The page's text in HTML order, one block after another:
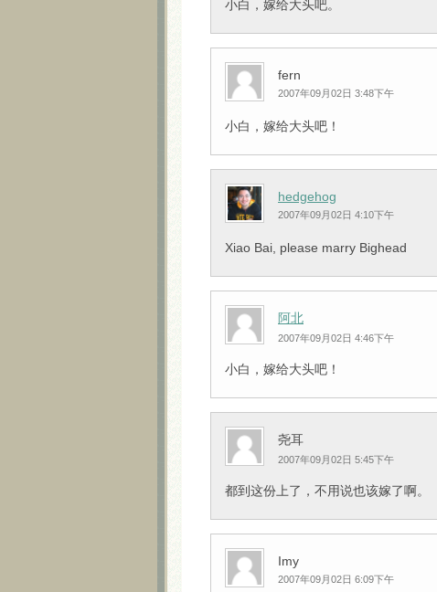
小白，嫁给大头吧。
fern
2007年09月02日 3:48下午
小白，嫁给大头吧！
hedgehog
2007年09月02日 4:10下午
Xiao Bai, please marry Bighead
阿北
2007年09月02日 4:46下午
小白，嫁给大头吧！
尧耳
2007年09月02日 5:45下午
都到这份上了，不用说也该嫁了啊。
Imy
2007年09月02日 6:09下午